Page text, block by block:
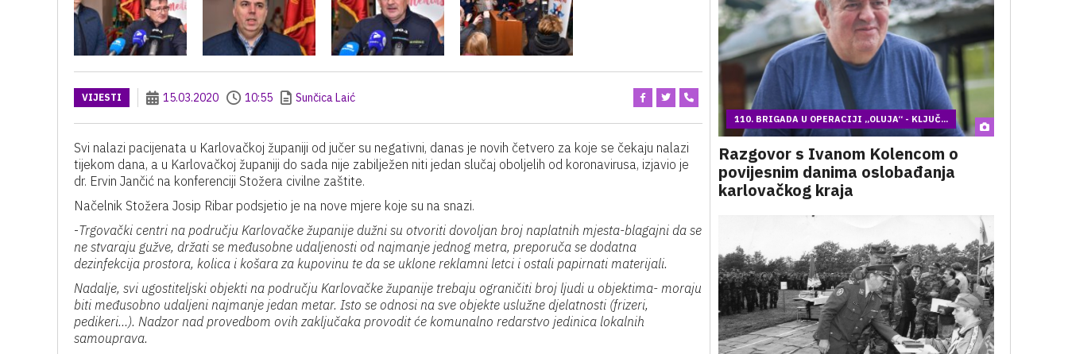
VIJESTI 15.03.2020 10:55 Sunčica Laić
Svi nalazi pacijenata u Karlovačkoj županiji od jučer su negativni, danas je novih četvero za koje se čekaju nalazi
tijekom dana, a u Karlovačkoj županiji do sada nije zabilježen niti jedan slučaj oboljelih od koronavirusa, izjavio je
dr. Ervin Jančić na konferenciji Stožera civilne zaštite.
Načelnik Stožera Josip Ribar podsjetio je na nove mjere koje su na snazi.
-Trgovački centri na području Karlovačke županije dužni su otvoriti dovoljan broj naplatnih mjesta-blagajni da se
ne stvaraju gužve, držati se međusobne udaljenosti od najmanje jednog metra, preporuča se dodatna
dezinfekcija prostora, kolica i košara za kupovinu te da se uklone reklamni letci i ostali papirnati materijali.
Nadalje, svi ugostiteljski objekti na području Karlovačke županije trebaju ograničiti broj ljudi u objektima- moraju
biti međusobno udaljeni najmanje jedan metar. Isto se odnosi na sve objekte uslužne djelatnosti (frizeri,
pedikeri…). Nadzor nad provedbom ovih zaključaka provodit će komunalno redarstvo jedinica lokalnih
samouprava.
110. BRIGADA U OPERACIJI „OLUJA“ - KLJUČ...
Razgovor s Ivanom Kolencom o
povijesnim danima oslobađanja
karlovačkog kraja